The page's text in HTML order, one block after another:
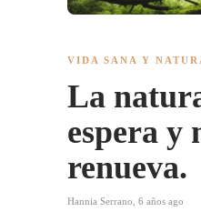
VIDA SANA Y
La
espera y
renueva.
Hannia Serrano 6 años ago